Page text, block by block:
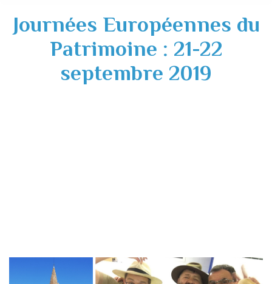
Journées Européennes du
Patrimoine : 21-22
septembre 2019